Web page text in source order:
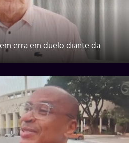
erra em duelo diante da